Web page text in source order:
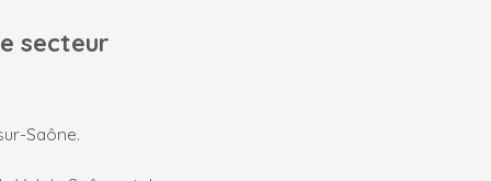
secteur
Saône.